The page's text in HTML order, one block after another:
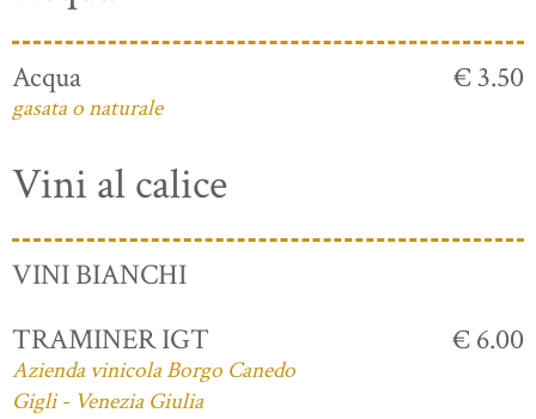
Acqua
gasata o naturale
€ 3.50
Vini al calice
VINI BIANCHI
TRAMINER IGT
Azienda vinicola Borgo Canedo
Gigli - Venezia Giulia
€ 6.00